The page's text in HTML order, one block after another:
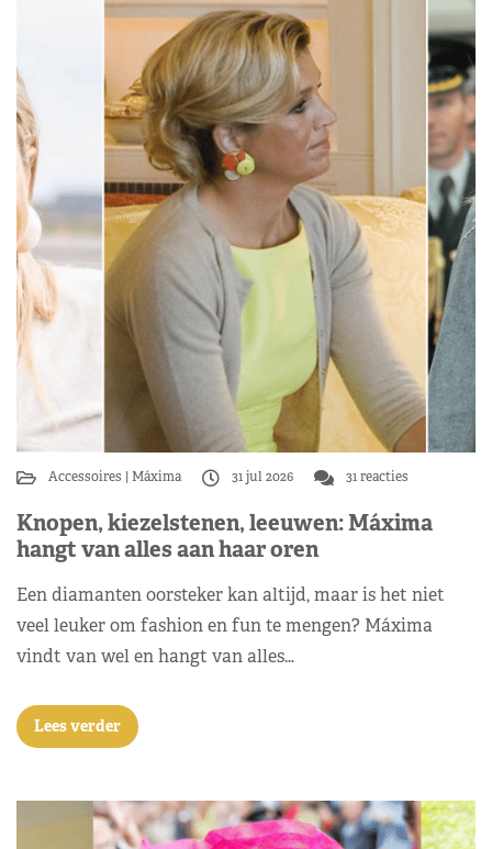
Accessoires Máxima 31 jul 2026 31 reacties
Knopen, kiezelstenen, leeuwen: Máxima
hangt van alles aan haar oren
Een diamanten oorsteker kan altijd, maar is het niet
veel leuker om fashion en fun te mengen? Máxima
vindt van wel en hangt van alles…
Lees verder